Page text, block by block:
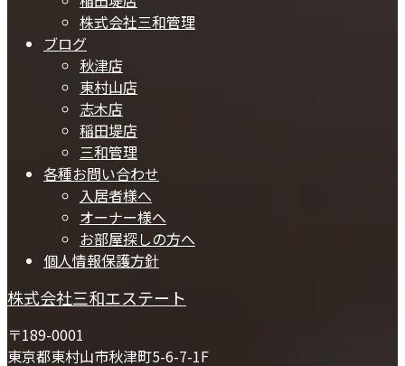
株式会社三和管理
ブログ
秋津店
東村山店
志木店
稲田堤店
三和管理
各種お問い合わせ
入居者様へ
オーナー様へ
お部屋探しの方へ
個人情報保護方針
株式会社三和エステート
〒189-0001
東京都東村山市秋津町5-6-7-1F